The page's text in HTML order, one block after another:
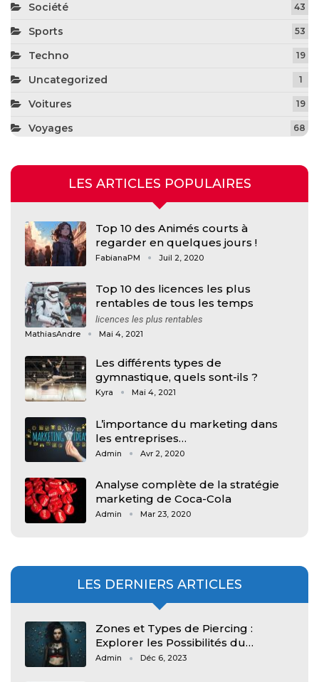
Société 43
Sports 53
Techno 19
Uncategorized 1
Voitures 19
Voyages 68
LES ARTICLES POPULAIRES
Top 10 des Animés courts à
regarder en quelques jours !
FabianaPM Juil 2, 2020
Top 10 des licences les plus
rentables de tous les temps
licences les plus rentables
MathiasAndre Mai 4, 2021
Les différents types de
gymnastique, quels sont-ils ?
Kyra Mai 4, 2021
L’importance du marketing dans
les entreprises…
Admin Avr 2, 2020
Analyse complète de la stratégie
marketing de Coca-Cola
Admin Mar 23, 2020
LES DERNIERS ARTICLES
Zones et Types de Piercing :
Explorer les Possibilités du…
Admin Déc 6, 2023